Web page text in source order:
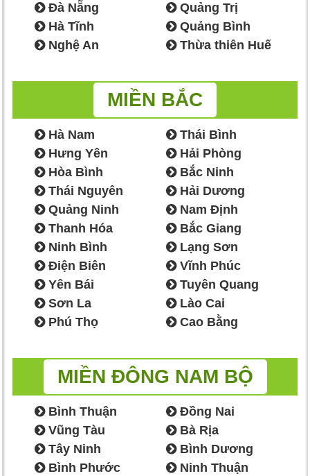
Đà Nẵng
Quảng Trị
Hà Tĩnh
Quảng Bình
Nghệ An
Thừa thiên Huế
MIỀN BẮC
Hà Nam
Thái Bình
Hưng Yên
Hải Phòng
Hòa Bình
Bắc Ninh
Thái Nguyên
Hải Dương
Quảng Ninh
Nam Định
Thanh Hóa
Bắc Giang
Ninh Bình
Lạng Sơn
Điện Biên
Vĩnh Phúc
Yên Bái
Tuyên Quang
Sơn La
Lào Cai
Phú Thọ
Cao Bằng
MIỀN ĐÔNG NAM BỘ
Bình Thuận
Đồng Nai
Vũng Tàu
Bà Rịa
Tây Ninh
Bình Dương
Bình Phước
Ninh Thuận